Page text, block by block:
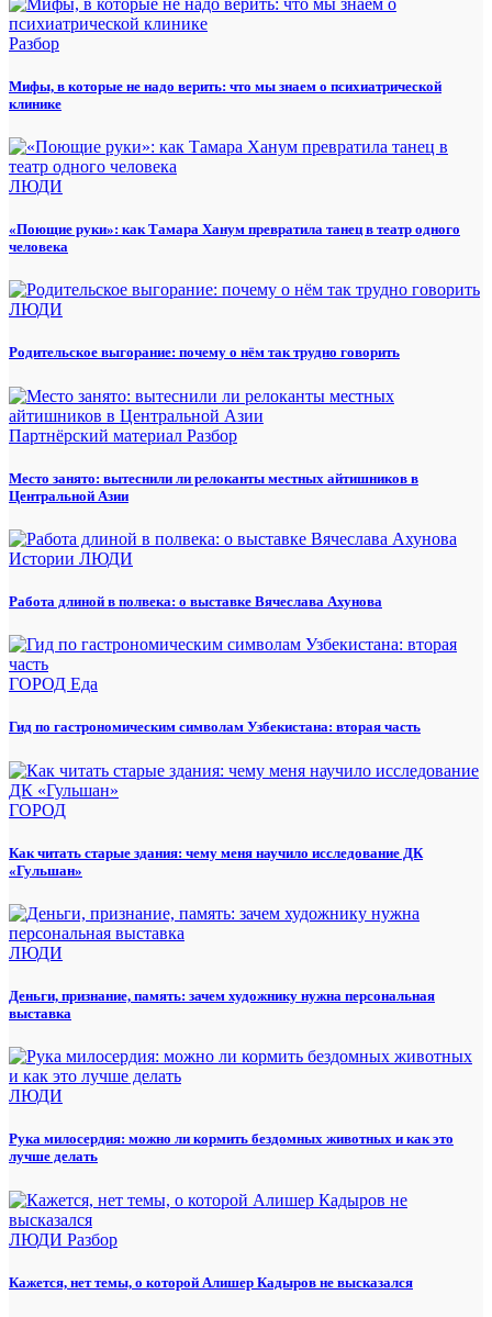
Разбор
Мифы, в которые не надо верить: что мы знаем о психиатрической
клинике
ЛЮДИ
«Поющие руки»: как Тамара Ханум превратила танец в театр одного
человека
ЛЮДИ
Родительское выгорание: почему о нём так трудно говорить
Партнёрский материал Разбор
Место занято: вытеснили ли релоканты местных айтишников в
Центральной Азии
Истории ЛЮДИ
Работа длиной в полвека: о выставке Вячеслава Ахунова
ГОРОД Еда
Гид по гастрономическим символам Узбекистана: вторая часть
ГОРОД
Как читать старые здания: чему меня научило исследование ДК
«Гульшан»
ЛЮДИ
Деньги, признание, память: зачем художнику нужна персональная
выставка
ЛЮДИ
Рука милосердия: можно ли кормить бездомных животных и как это
лучше делать
ЛЮДИ Разбор
Кажется, нет темы, о которой Алишер Кадыров не высказался